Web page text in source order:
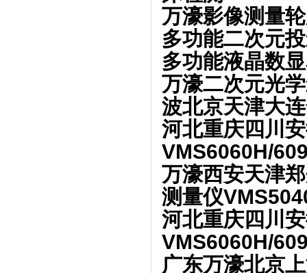
万濠影像测量
多功能二次元
多功能液晶数
万濠二次元光
波北京天津大
河北重庆四川
VMS6060H/
万濠西安天津
测量仪
河北重庆四川
VMS6060H/
广东万濠北京